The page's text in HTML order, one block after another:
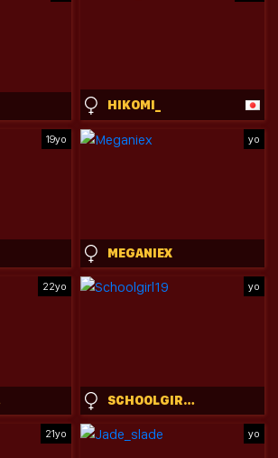
HIKOMI_
19yo yo
MEGANIEX
22yo yo
SCHOOLGIRL19
21yo yo